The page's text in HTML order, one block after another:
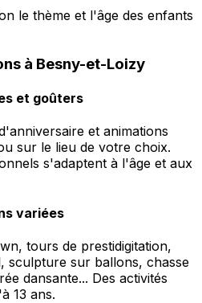
le thème et l'âge des enfants
à Besny-et-Loizy
et goûters
et animations
sur le lieu de votre choix.
s'adaptent à l'âge et aux
variées
tours de prestidigitation,
sculpture sur ballons, chasse
dansante... Des activités
13 ans.